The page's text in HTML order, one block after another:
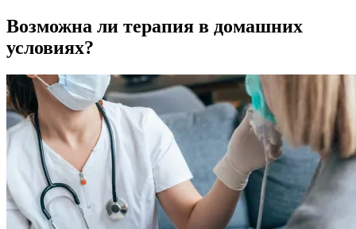
Возможна ли терапия в домашних
условиях?